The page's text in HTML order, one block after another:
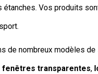
étanches. Vos produits
de nombreux modèles de
fenêtres transparentes,